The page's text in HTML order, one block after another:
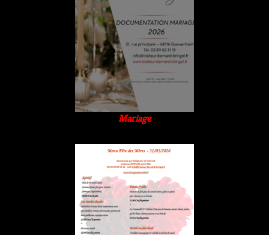
Mariage